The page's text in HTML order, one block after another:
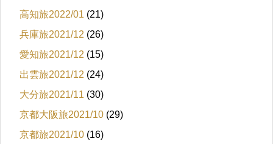
高知旅2022/01 (21)
兵庫旅2021/12 (26)
愛知旅2021/12 (15)
出雲旅2021/12 (24)
大分旅2021/11 (30)
京都大阪旅2021/10 (29)
京都旅2021/10 (16)